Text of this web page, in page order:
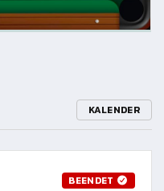
KALENDER
BEENDET